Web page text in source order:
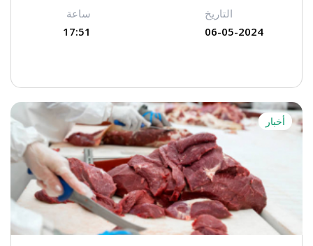
التاريخ
ساعة
06-05-2024
17:51
أخبار